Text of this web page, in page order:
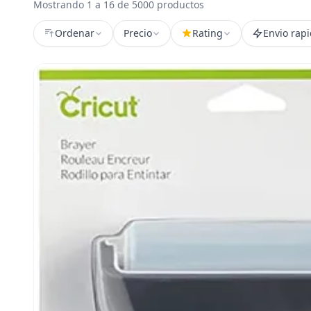
Mostrando 1 a 16 de 5000 productos
Ordenar Precio Rating Envio